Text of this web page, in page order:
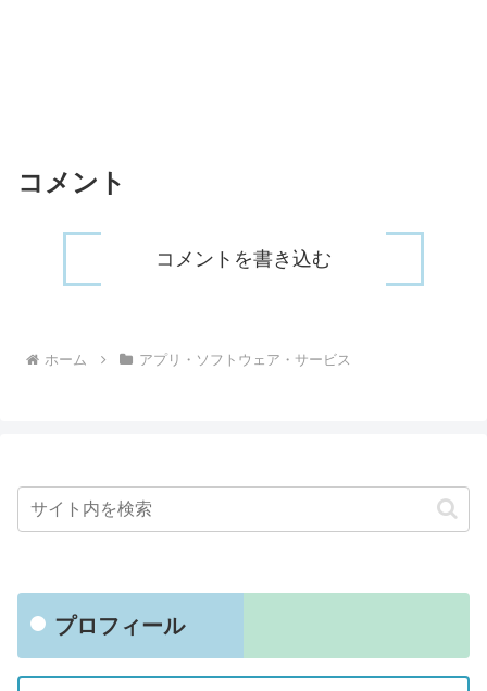
コメント
コメントを書き込む
ホーム アプリ・ソフトウェア・サービス
プロフィール